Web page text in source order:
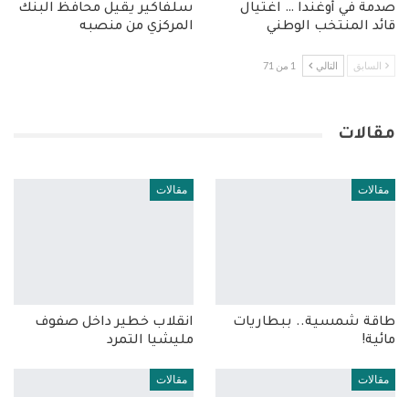
صدمة في أوغندا … اغتيال
قائد المنتخب الوطني
سلفاكير يقيل محافظ البنك
المركزي من منصبه
السابق التالي 1 من 71
مقالات
مقالات
طاقة شمسية.. ببطاريات
مائية!
مقالات
انقلاب خطير داخل صفوف
مليشيا التمرد
مقالات مقالات